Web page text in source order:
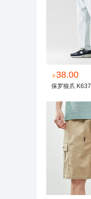
￥38.00
保罗狼爪 K637